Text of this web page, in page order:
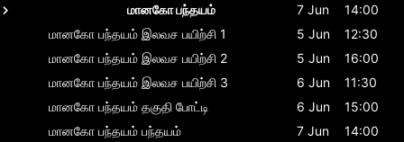
மானகோ பந்தயம்
7 Jun
14:00
மானகோ பந்தயம் இலவச பயிற்சி 1 5 Jun
12:30
மானகோ பந்தயம் இலவச பயிற்சி 2 5 Jun
16:00
மானகோ பந்தயம் இலவச பயிற்சி 3 6 Jun
11:30
மானகோ பந்தயம் தகுதி போட்டி 6 Jun
15:00
மானகோ பந்தயம் பந்தயம் 7 Jun
14:00